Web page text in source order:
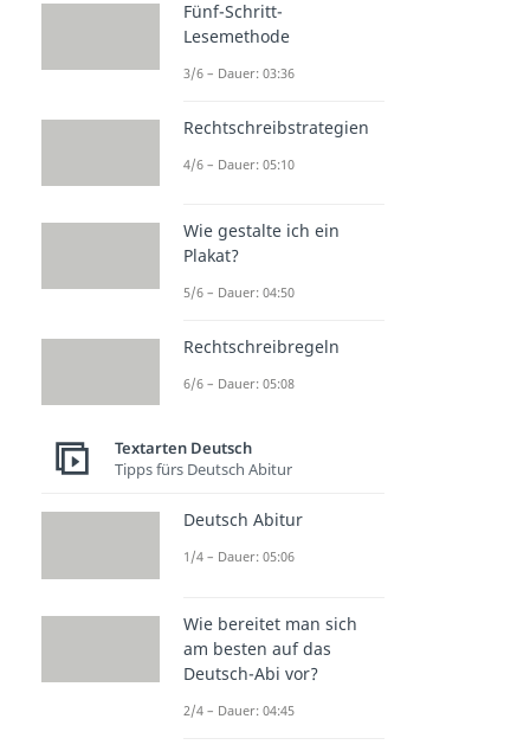
Fünf-Schritt-
Lesemethode
3/6 – Dauer: 03:36
Rechtschreibstrategien
4/6 – Dauer: 05:10
Wie gestalte ich ein
Plakat?
5/6 – Dauer: 04:50
Rechtschreibregeln
6/6 – Dauer: 05:08
Textarten Deutsch
Tipps fürs Deutsch Abitur
Deutsch Abitur
1/4 – Dauer: 05:06
Wie bereitet man sich
am besten auf das
Deutsch-Abi vor?
2/4 – Dauer: 04:45